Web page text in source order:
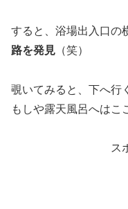
すると、浴場出入口の
路を発見 （笑）
覗いてみると、下へ行
もしや露天風呂へはこ
ス